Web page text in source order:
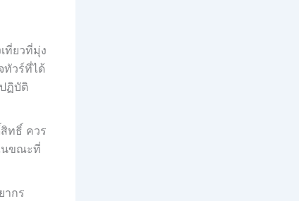
ที่ยวที่มุ่ง
ทัวร์ที่ได้
ฏิบัติ
ทธิ์ ควร
นขณะที่
ากร